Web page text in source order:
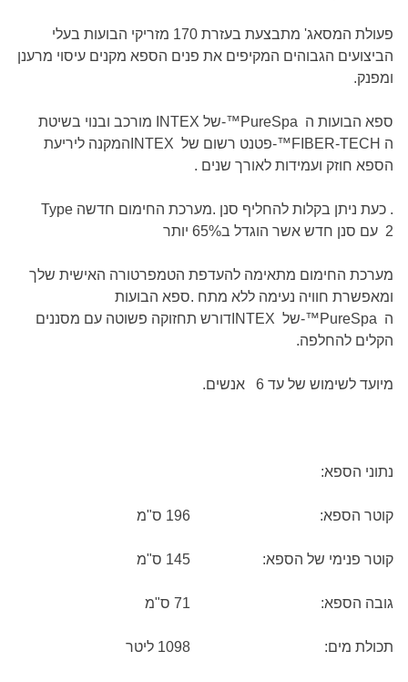
פעולת המסאג' מתבצעת בעזרת 170 מזריקי הבועות בעלי
הביצועים הגבוהים המקיפים את פנים הספא מקנים עיסוי מרענן
ומפנק.
ספא הבועות ה -™PureSpaשל INTEX מורכב ובנוי בשיטת
ה -™FIBER-TECHפטנט רשום של INTEX המקנה ליריעת
הספא חוזק ועמידות לאורך שנים .
. כעת ניתן בקלות להחליף סנן .מערכת החימום חדשה Type
2 עם סנן חדש אשר הוגדל ב65% יותר
מערכת החימום מתאימה להעדפת הטמפרטורה האישית שלך
ומאפשרת חוויה נעימה ללא מתח .ספא הבועות
ה -™PureSpaשל INTEX דורש תחזוקה פשוטה עם מסננים
הקלים להחלפה.
מיועד לשימוש של עד 6 אנשים .
נתוני הספא:
קוטר הספא: 196 ס"מ
קוטר פנימי של הספא: 145 ס"מ
גובה הספא: 71 ס"מ
תכולת מים: 1098 ליטר